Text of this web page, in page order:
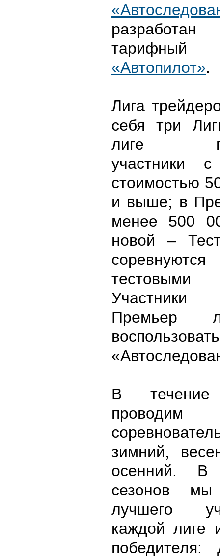
разработан
«Автопилот».
Лига
себя три
лиге
участники
стоимостью
и выше; в
менее 500
новой –
Премьер
В
зимний,
осенний.
сезонов мы
лучшего
каждой лиге
победителя: